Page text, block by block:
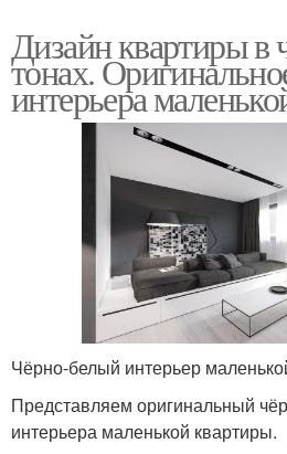
Дизайн квартиры в
тонах.
интерьера
Чёрно-белый интерьер
Представляем оригинальный
интерьера маленькой квартиры.